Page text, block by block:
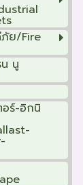
ภัย/Fire
น นู
อร์-อิกนิ